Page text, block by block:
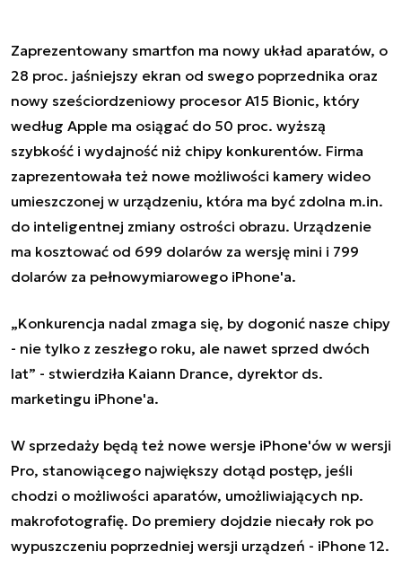
Zaprezentowany smartfon ma nowy układ aparatów, o
28 proc. jaśniejszy ekran od swego poprzednika oraz
nowy sześciordzeniowy procesor A15 Bionic, który
według Apple ma osiągać do 50 proc. wyższą
szybkość i wydajność niż chipy konkurentów. Firma
zaprezentowała też nowe możliwości kamery wideo
umieszczonej w urządzeniu, która ma być zdolna m.in.
do inteligentnej zmiany ostrości obrazu. Urządzenie
ma kosztować od 699 dolarów za wersję mini i 799
dolarów za pełnowymiarowego iPhone'a.
„Konkurencja nadal zmaga się, by dogonić nasze chipy
- nie tylko z zeszłego roku, ale nawet sprzed dwóch
lat” - stwierdziła Kaiann Drance, dyrektor ds.
marketingu iPhone'a.
W sprzedaży będą też nowe wersje iPhone'ów w wersji
Pro, stanowiącego największy dotąd postęp, jeśli
chodzi o możliwości aparatów, umożliwiających np.
makrofotografię. Do premiery dojdzie niecały rok po
wypuszczeniu poprzedniej wersji urządzeń - iPhone 12.